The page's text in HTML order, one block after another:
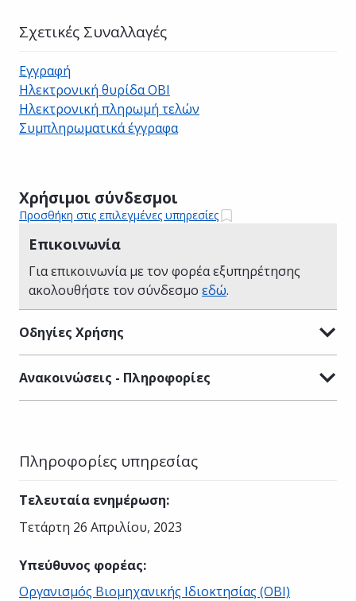
Χρήσιμοι σύνδεσμοι
Προσθήκη στις επιλεγμένες υπηρεσίες
Επικοινωνία
Για επικοινωνία με τον φορέα εξυπηρέτησης
ακολουθήστε τον σύνδεσμο εδώ.
Οδηγίες Χρήσης
Ανακοινώσεις - Πληροφορίες
Σχετικές Συναλλαγές
Εγγραφή
Ηλεκτρονική θυρίδα ΟΒΙ
Ηλεκτρονική πληρωμή τελών
Συμπληρωματικά έγγραφα
Πληροφορίες υπηρεσίας
Τελευταία ενημέρωση:
Τετάρτη 26 Απριλίου, 2023
Υπεύθυνος φορέας:
Οργανισμός Βιομηχανικής Ιδιοκτησίας (ΟΒΙ)